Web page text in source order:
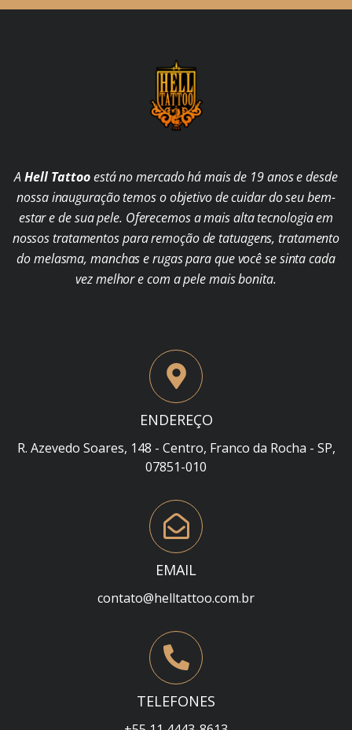
AHell Tattooestá no mercado há mais de 19 anos e desde
nossa inauguração temos o objetivo de cuidar do seu bem-
estar e de sua pele. Oferecemos a mais alta tecnologia em
nossos tratamentos para remoção de tatuagens, tratamento
do melasma, manchas e rugas para que você se sinta cada
vez melhor e com a pele mais bonita.
ENDEREÇO
R. Azevedo Soares, 148 - Centro, Franco da Rocha - SP,
07851-010
EMAIL
contato@helltattoo.com.br
TELEFONES